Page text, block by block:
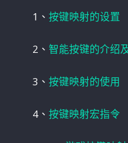
1、 按键映射的设置
2、 智能按键的介绍
3、 按键映射的使用
4、 按键映射宏指令